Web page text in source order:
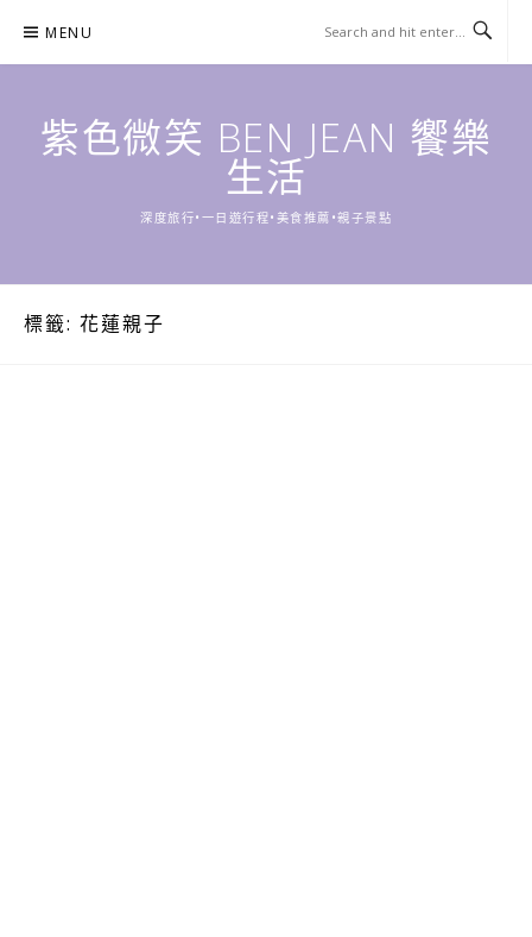
content
MENU
紫色微笑 BEN JEAN 饗樂
生活
深度旅行•一日遊行程•美食推薦•親子景點
標籤: 花蓮親子